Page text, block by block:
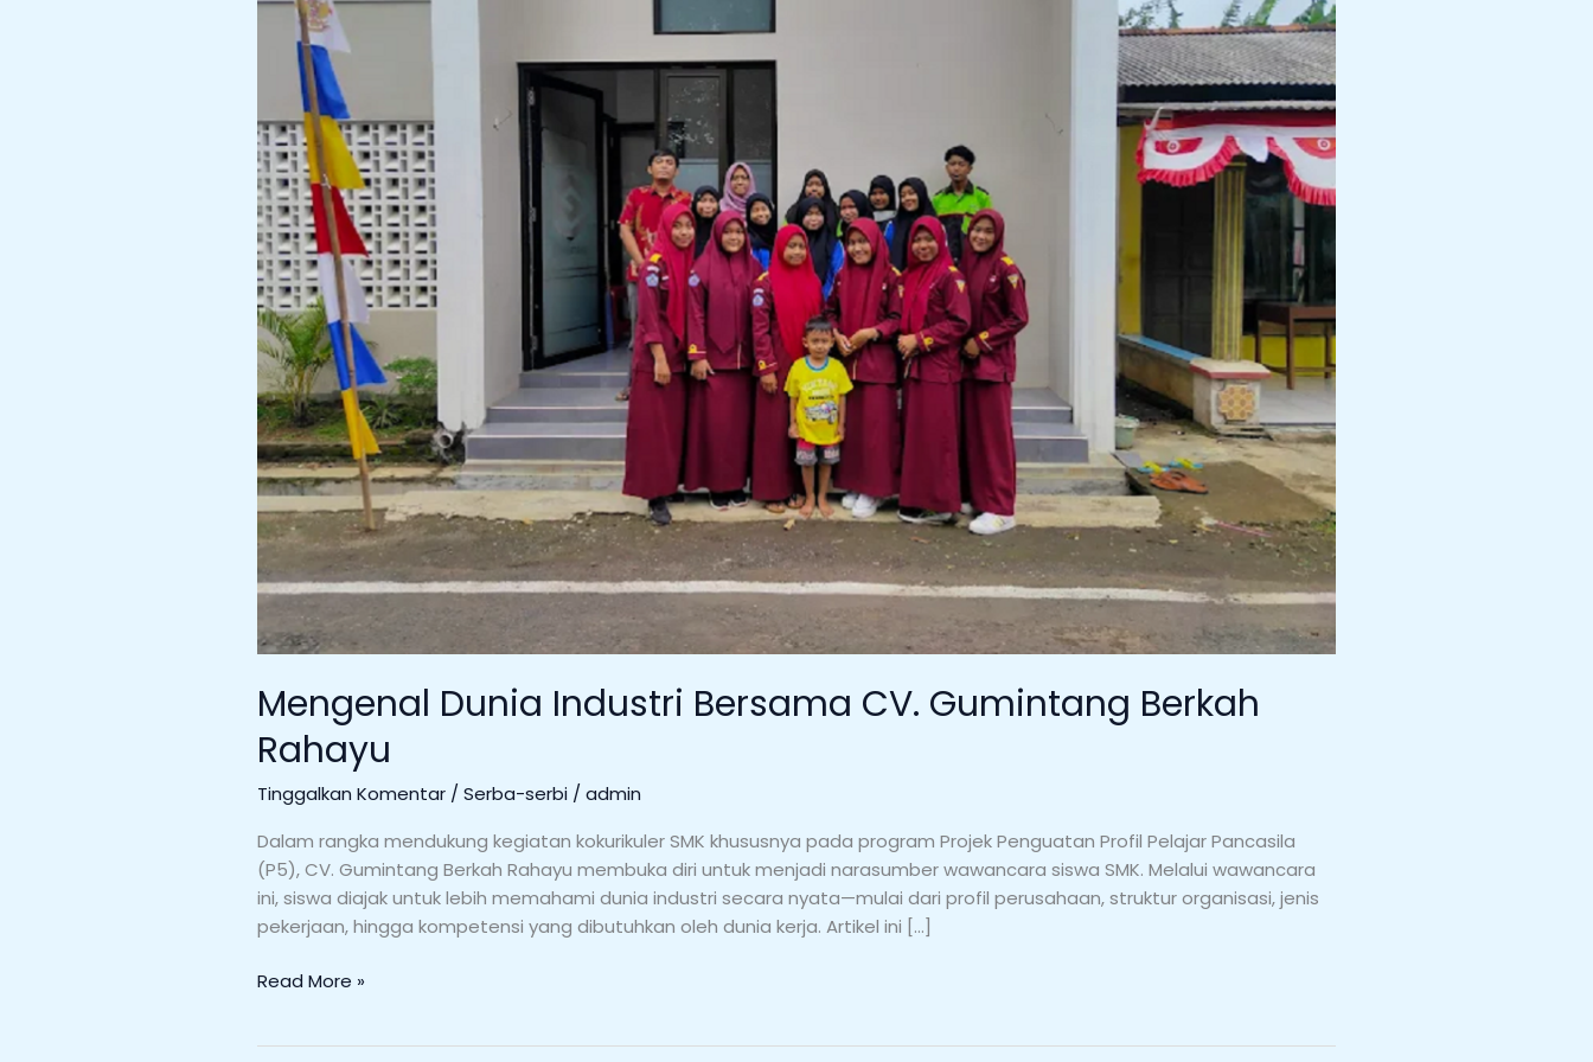
Mengenal Dunia Industri Bersama CV. Gumintang Berkah
Rahayu
Tinggalkan Komentar /Serba-serbi /admin
Dalam rangka mendukung kegiatan kokurikuler SMK khususnya pada program Projek Penguatan Profil Pelajar Pancasila
(P5), CV. Gumintang Berkah Rahayu membuka diri untuk menjadi narasumber wawancara siswa SMK. Melalui wawancara
ini, siswa diajak untuk lebih memahami dunia industri secara nyata—mulai dari profil perusahaan, struktur organisasi, jenis
pekerjaan, hingga kompetensi yang dibutuhkan oleh dunia kerja. Artikel ini […]
Berkah
Rahayu
Read More »